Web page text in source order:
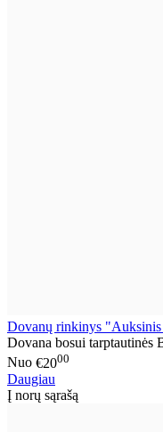
Dovanų rinkinys "Auksinis
Dovana bosui tarptautinės
Nuo €2000
Daugiau
Į norų sąrašą